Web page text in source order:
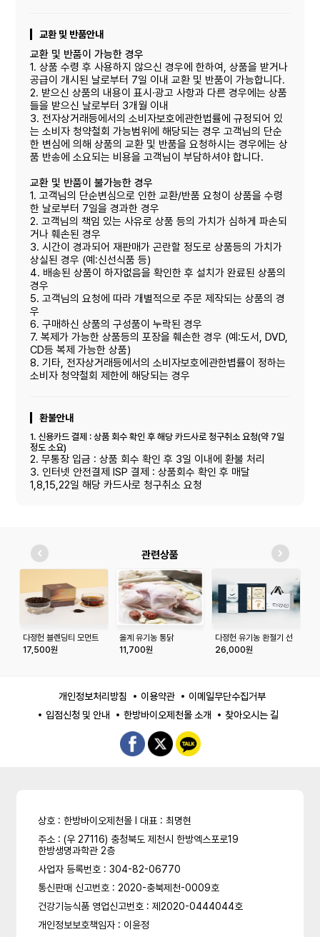
교환 및 반품안내
교환 및 반품이 가능한 경우
1. 상품 수령 후 사용하지 않으신 경우에 한하여, 상품을 받거나
공급이 개시된 날로부터 7일 이내 교환 및 반품이 가능합니다.
2. 받으신 상품의 내용이 표시·광고 사항과 다른 경우에는 상품
들을 받으신 날로부터 3개월 이내
3. 전자상거래등에서의 소비자보호에관한법률에 규정되어 있
는 소비자 청약철회 가능범위에 해당되는 경우 고객님의 단순
한 변심에 의해 상품의 교환 및 반품을 요청하시는 경우에는 상
품 반송에 소요되는 비용을 고객님이 부담하셔야 합니다.
교환 및 반품이 불가능한 경우
1. 고객님의 단순변심으로 인한 교환/반품 요청이 상품을 수령
한 날로부터 7일을 경과한 경우
2. 고객님의 책임 있는 사유로 상품 등의 가치가 심하게 파손되
거나 훼손된 경우
3. 시간이 경과되어 재판매가 곤란할 정도로 상품등의 가치가
상실된 경우 (예:신선식품 등)
4. 배송된 상품이 하자없음을 확인한 후 설치가 완료된 상품의
경우
5. 고객님의 요청에 따라 개별적으로 주문 제작되는 상품의 경
우
6. 구매하신 상품의 구성품이 누락된 경우
7. 복제가 가능한 상품등의 포장을 훼손한 경우 (예:도서, DVD,
CD등 복제 가능한 상품)
8. 기타, 전자상거래등에서의 소비자보호에관한볍률이 정하는
소비자 청약철회 제한에 해당되는 경우
환불안내
1. 신용카드 결제 : 상품 회수 확인 후 해당 카드사로 청구취소 요청(약 7일
정도 소요)
2. 무통장 입금 : 상품 회수 확인 후 3일 이내에 환불 처리
3. 인터넷 안전결제 ISP 결제 : 상품회수 확인 후 매달
1,8,15,22일 해당 카드사로 청구취소 요청
관련상품
다정헌 블렌딩티 모먼트
포 유 보이차 홍차 허니부
17,500원
올계 유기농 통닭
11,700원
다정헌 유기농 환절기 선
물세트
26,000원
개인정보처리방침 이용약관
이메일무단수집거부
입점신청 및 안내
한방바이오제천몰 소개 찾아오시는 길
상호 : 한방바이오제천몰 l 대표 : 최명현
주소 : (우 27116) 충청북도 제천시 한방엑스포로19
한방생명과학관 2층
사업자 등록번호 : 304-82-06770
통신판매 신고번호 : 2020-충북제천-0009호
건강기능식품 영업신고번호 : 제2020-0444044호
개인정보보호책임자 : 이윤정